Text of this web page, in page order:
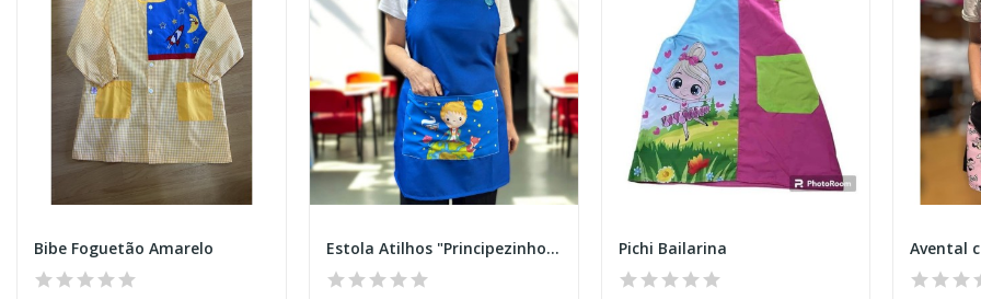
Bibe Foguetão Amarelo Estola Atilhos "Principezinho" Azul Pichi Bailarina Avental